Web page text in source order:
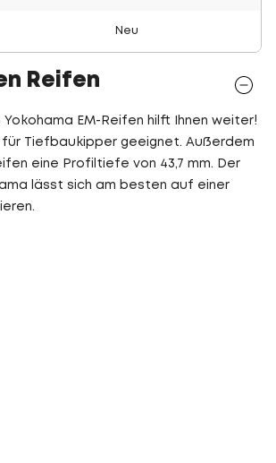
Neu
Reifen
Yokohama EM-Reifen hilft Ihnen weiter!
für Tiefbaukipper geeignet. Außerdem
eine Profiltiefe von 43,7 mm. Der
lässt sich am besten auf einer